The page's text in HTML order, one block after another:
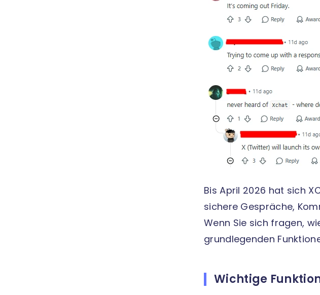
Bis April 2026 hat sich
sichere Gespräche,
Wenn Sie sich fragen,
grundlegenden
Wichtige